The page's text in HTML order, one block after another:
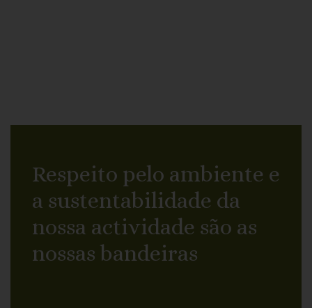
Respeito pelo ambiente e
a sustentabilidade da
nossa actividade são as
nossas bandeiras